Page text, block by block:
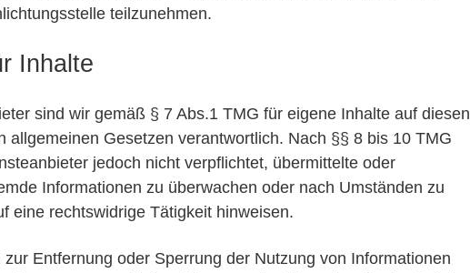
teilzunehmen.
Inhalte
sind wir gemäß § 7 Abs.1 TMG für eigene Inhalte auf diesen
allgemeinen Gesetzen verantwortlich. Nach §§ 8 bis 10 TMG
jedoch nicht verpflichtet, übermittelte oder
Informationen zu überwachen oder nach Umständen zu
eine rechtswidrige Tätigkeit hinweisen.
zur Entfernung oder Sperrung der Nutzung von Informationen